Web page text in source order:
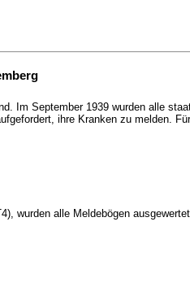
Im September 1939 wurden alle
ihre Kranken zu melden.
wurden alle Meldebögen